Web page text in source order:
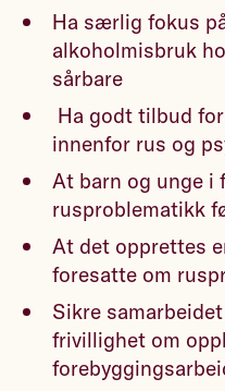
Ha særlig fokus
alkoholmisbruk
sårbare
Ha godt tilbud
innenfor rus og
At barn og unge i
rusproblematikk
At det opprettes
foresatte om
Sikre
frivillighet om